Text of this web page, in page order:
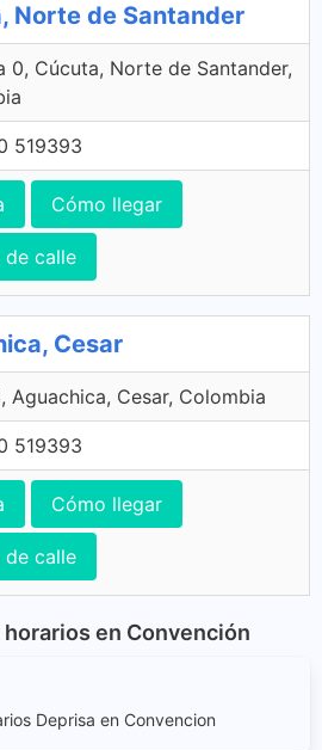
Norte de Santander
0, Cúcuta, Norte de Santander,
519393
Cómo llegar
de calle
Cesar
Aguachica, Cesar, Colombia
519393
Cómo llegar
de calle
en Convención
Deprisa en Convencion